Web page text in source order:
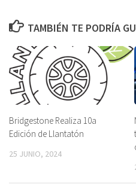
TAMBIÉN TE PODRÍA
Bridgestone Realiza 10a
Edición de Llantatón
25 JUNIO, 2024